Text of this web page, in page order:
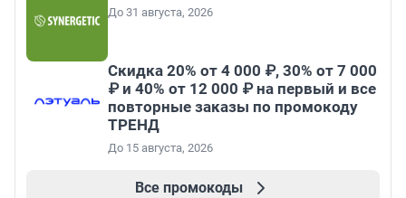
До 31 августа, 2026
Скидка 20% от 4 000 ₽, 30% от 7 000
₽ и 40% от 12 000 ₽ на первый и все
повторные заказы по промокоду
ТРЕНД
До 15 августа, 2026
Все промокоды